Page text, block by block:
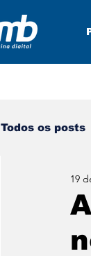
Todos os posts
19